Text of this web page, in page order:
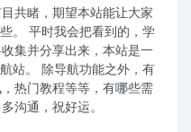
共睹，期望本站能让大家
。 平时我会把看到的，学
集并分享出来，本站是一
站。 除导航功能之外，有
热门教程等等，有哪些需
沟通，祝好运。